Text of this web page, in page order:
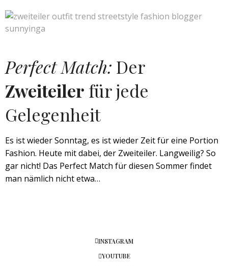
Perfect Match:Der
Zweiteiler für jede
Gelegenheit
Es ist wieder Sonntag, es ist wieder Zeit für eine Portion
Fashion. Heute mit dabei, der Zweiteiler. Langweilig? So
gar nicht! Das Perfect Match für diesen Sommer findet
man nämlich nicht etwa…
INSTAGRAM
YOUTUBE